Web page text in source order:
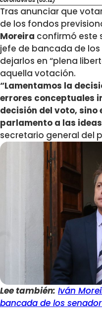
Tras anunciar que
de los fondos
Moreira confirmó este
jefe de bancada de los
dejarlos en “plena
aquella votación.
“Lamentamos la
errores conceptuales
decisión del voto, sino
parlamento a las ideas
secretario general del
Lee también: Iván
bancada de los